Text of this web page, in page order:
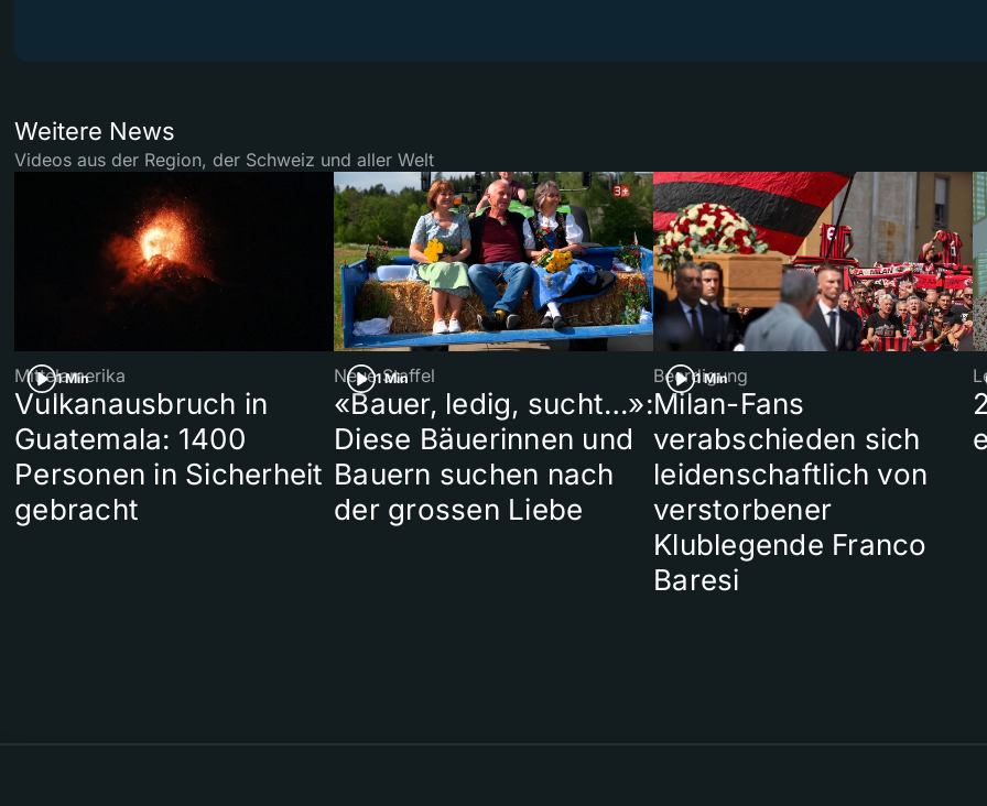
Weitere News
Videos aus der Region, der Schweiz und aller Welt
1 Min
Mittelamerika
Vulkanausbruch in
Guatemala: 1400
Personen in Sicherheit
gebracht
1 Min
Neue Staffel
«Bauer, ledig, sucht…»:
Diese Bäuerinnen und
Bauern suchen nach
der grossen Liebe
1 Min
Beerdigung
Milan-Fans
verabschieden sich
leidenschaftlich von
verstorbener
Klublegende Franco
Baresi